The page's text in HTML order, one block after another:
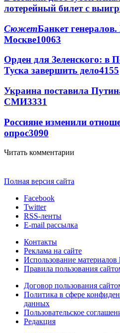
лотерейный билет с
СюжетБанкет
Москве10063
Орден для Зеленского: в
Туска завершить дело4155
Украина поставила
СМИ3331
Россияне изменили
опрос3090
Читать комментарии
Полная версия сайта
Facebook
Twitter
RSS-ленты
E-mail рассылка
Контакты
Реклама на сайте
Использование материалов
Правила пользования
Договор пользования
Политика в сфере
данных
Пользовательское
Редакция